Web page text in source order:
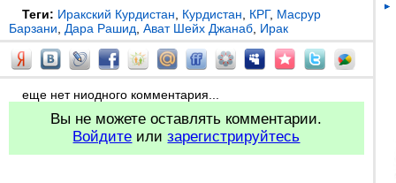
Теги: Иракский Курдистан Курдистан КРГ, Масрур
Барзани
Дара Рашид Ават Шейх Джанаб Ирак
еще нет ниодного комментария...
Вы не можете оставлять комментарии.
Войдите илизарегистрируйтесь